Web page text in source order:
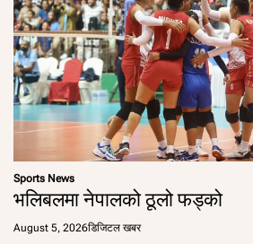
Sports News
भलिबलमा नेपालको ठूलो फड्को
August 5, 2026डिजिटल खबर